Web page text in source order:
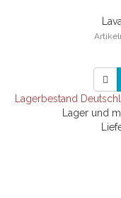
Lagerbestand
Lager und